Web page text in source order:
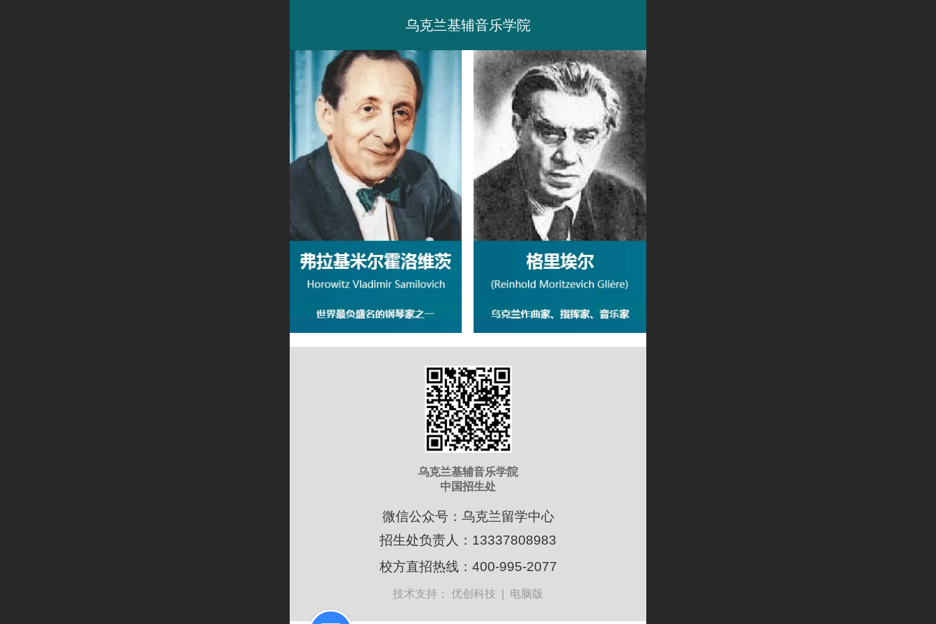
乌克兰基辅音乐学院
乌克兰基辅音乐学院
中国招生处
微信公众号：乌克兰留学中心
招生处负责人：13337808983
校方直招热线：400-995-2077
技术支持： 优创科技 电脑版